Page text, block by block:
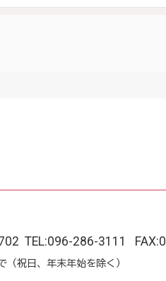
TEL:096-286-3111
祝日、年末年始を除く）